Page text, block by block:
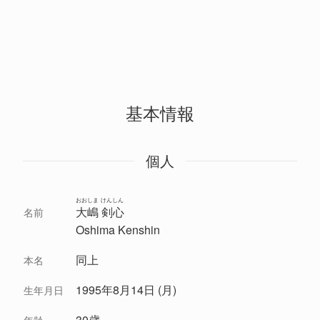
基本情報
個人
名前 大嶋 剣心
おおしま けんしん
Oshima Kenshin
本名 同上
生年月日 1995年8月14日 (月)